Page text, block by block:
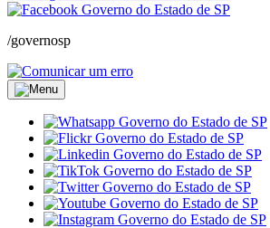
/governosp